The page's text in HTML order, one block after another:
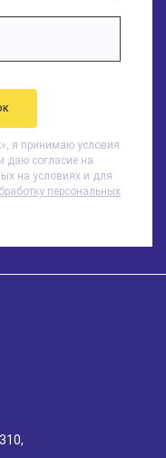
», я принимаю условия
даю согласие на
на условиях и для
персональных